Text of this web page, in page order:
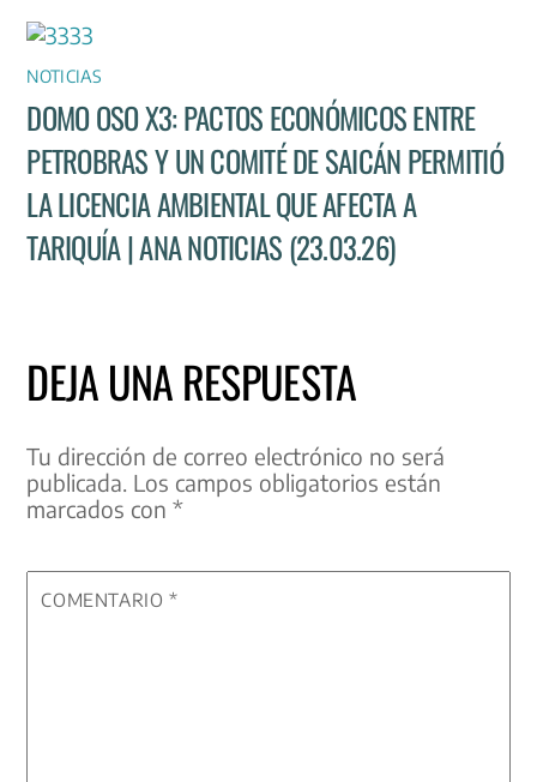
NOTICIAS
DOMO OSO X3: PACTOS ECONÓMICOS ENTRE
PETROBRAS Y UN COMITÉ DE SAICÁN PERMITIÓ
LA LICENCIA AMBIENTAL QUE AFECTA A
TARIQUÍA | ANA NOTICIAS (23.03.26)
DEJA UNA RESPUESTA
Tu dirección de correo electrónico no será
publicada. Los campos obligatorios están
marcados con*
COMENTARIO*